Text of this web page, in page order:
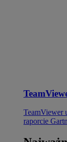
TeamViewer
raporcie